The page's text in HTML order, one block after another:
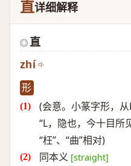
直详细解释
◎ 直
zhí
形
(会意。小篆字形，
“L，隐也，今十目所
“枉”、“曲”相对)
同本义 [straight]